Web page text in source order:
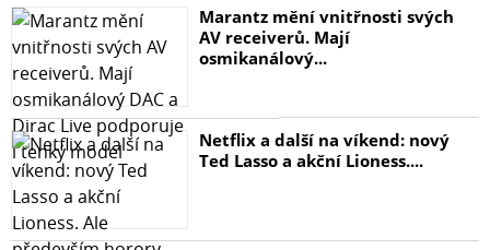
Marantz mění vnitřnosti svých
AV receiverů. Mají
osmikanálový...
Netflix a další na víkend: nový
Ted Lasso a akční Lioness....